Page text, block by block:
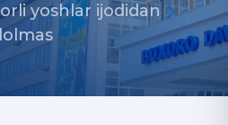
yoshlar ijodidan